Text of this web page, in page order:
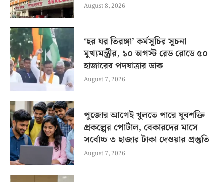
August 8, 2026
‘হর ঘর তিরঙ্গা’ কর্মসূচির সূচনা
মুখ্যমন্ত্রীর, ১০ অগস্ট রেড রোডে ৫০
হাজারের পদযাত্রার ডাক
August 7, 2026
পুজোর আগেই খুলতে পারে যুবশক্তি
প্রকল্পের পোর্টাল, বেকারদের মাসে
সর্বোচ্চ ৩ হাজার টাকা দেওয়ার প্রস্তুতি
August 7, 2026